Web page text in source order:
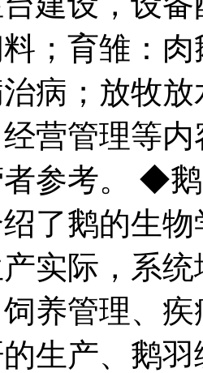
；育雏：
病；放牧
营管理等
参考。 ◆
了鹅的生
实际，系
养管理、
生产、鹅